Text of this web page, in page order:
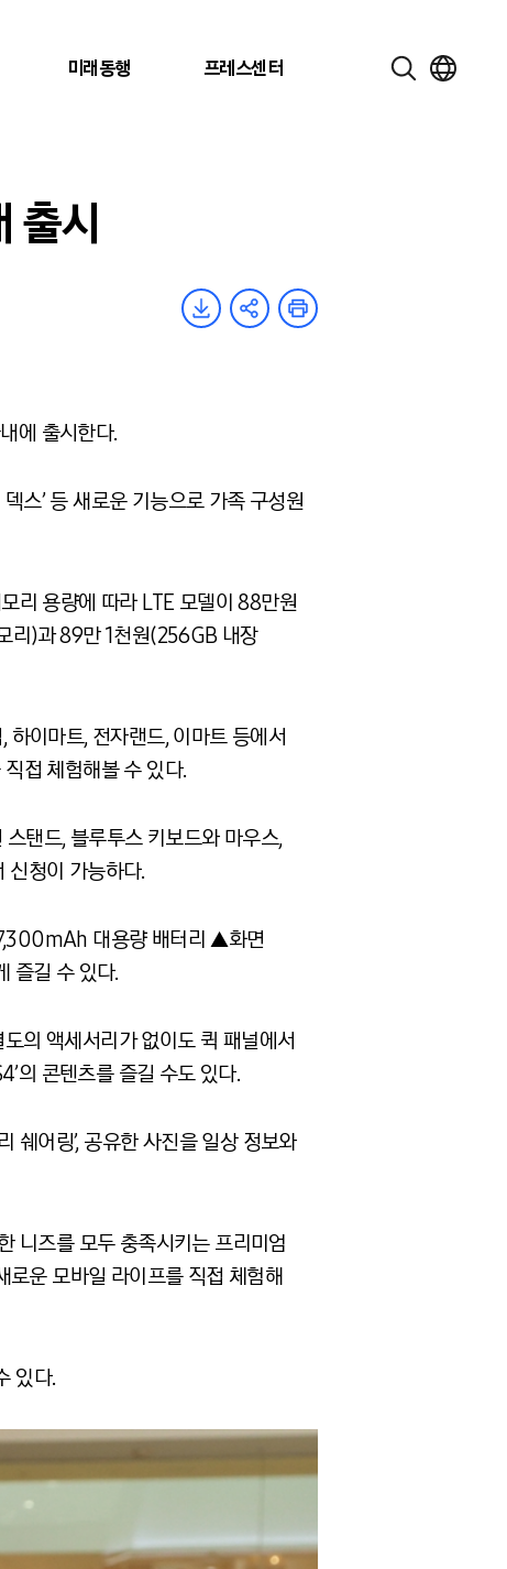
미래동행 프레스센터
출시
에 출시한다.
덱스’ 등 새로운 기능으로 가족 구성원
리 용량에 따라 LTE 모델이 88만원
리)과 89만 1천원(256GB 내장
하이마트, 전자랜드, 이마트 등에서
접 체험해볼 수 있다.
탠드, 블루투스 키보드와 마우스,
신청이 가능하다.
대용량 배터리 ▲화면
즐길 수 있다.
의 액세서리가 없이도 퀵 패널에서
의 콘텐츠를 즐길 수도 있다.
쉐어링’, 공유한 사진을 일상 정보와
니즈를 모두 충족시키는 프리미엄
로운 모바일 라이프를 직접 체험해
있다.